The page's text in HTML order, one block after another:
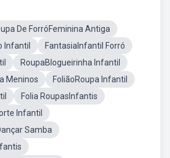
De ForróFeminina Antiga
Infantil
FantasiaInfantil Forró
RoupaBlogueirinha Infantil
Meninos
FoliãoRoupa Infantil
Folia RoupasInfantis
Infantil
Samba